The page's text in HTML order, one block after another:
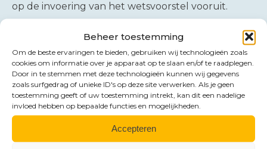
Beheer toestemming
Om de beste ervaringen te bieden, gebruiken wij technologieën zoals
cookies om informatie over je apparaat op te slaan en/of te raadplegen.
Door in te stemmen met deze technologieën kunnen wij gegevens
zoals surfgedrag of unieke ID's op deze site verwerken. Als je geen
toestemming geeft of uw toestemming intrekt, kan dit een nadelige
invloed hebben op bepaalde functies en mogelijkheden.
Accepteren
op de invoering van het wetsvoorstel vooruit.